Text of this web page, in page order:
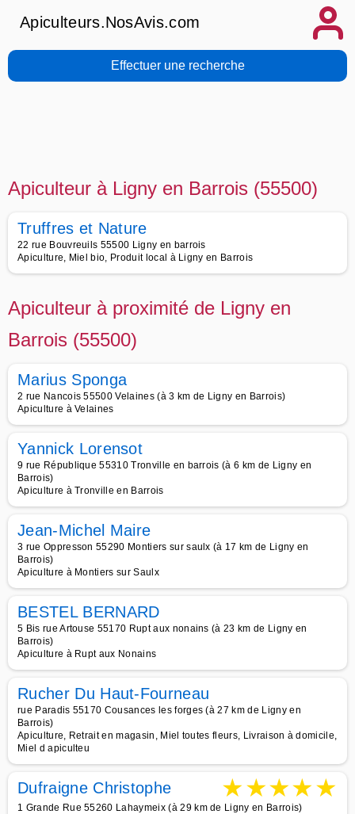
Apiculteurs.NosAvis.com
Effectuer une recherche
Apiculteur à Ligny en Barrois (55500)
Truffres et Nature
22 rue Bouvreuils 55500 Ligny en barrois
Apiculture, Miel bio, Produit local à Ligny en Barrois
Apiculteur à proximité de Ligny en
Barrois (55500)
Marius Sponga
2 rue Nancois 55500 Velaines (à 3 km de Ligny en Barrois)
Apiculture à Velaines
Yannick Lorensot
9 rue République 55310 Tronville en barrois (à 6 km de Ligny en
Barrois)
Apiculture à Tronville en Barrois
Jean-Michel Maire
3 rue Oppresson 55290 Montiers sur saulx (à 17 km de Ligny en
Barrois)
Apiculture à Montiers sur Saulx
BESTEL BERNARD
5 Bis rue Artouse 55170 Rupt aux nonains (à 23 km de Ligny en
Barrois)
Apiculture à Rupt aux Nonains
Rucher Du Haut-Fourneau
rue Paradis 55170 Cousances les forges (à 27 km de Ligny en
Barrois)
Apiculture, Retrait en magasin, Miel toutes fleurs, Livraison à domicile,
Miel d apiculteu
Dufraigne Christophe ★★★★★
1 Grande Rue 55260 Lahaymeix (à 29 km de Ligny en Barrois)